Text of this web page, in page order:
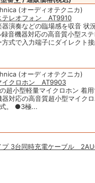
(オーディオテクニカ)
テレオフォン AT9910
器演奏などの臨場感を収音 状
音機器対応の高音質小型ス
方式で入力端子にダイレクト
(オーディオテクニカ)
イクロホン AT9903
超小型軽量マイクロホン 着
器対応の高音質超小型マイク
。 ●3極...
プ 3台同時充電ケーブル